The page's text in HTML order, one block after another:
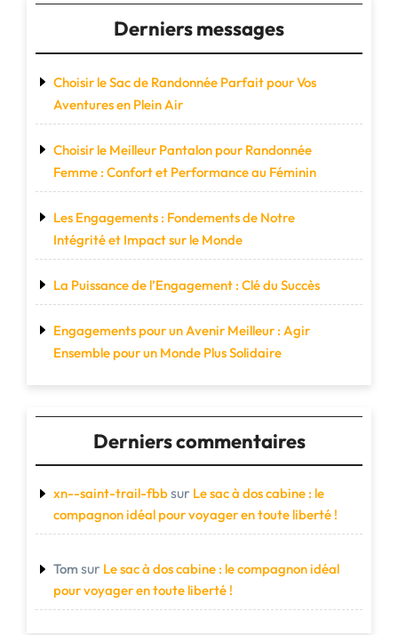
Derniers messages
Choisir le Sac de Randonnée Parfait pour Vos
Aventures en Plein Air
Choisir le Meilleur Pantalon pour Randonnée
Femme : Confort et Performance au Féminin
Les Engagements : Fondements de Notre
Intégrité et Impact sur le Monde
La Puissance de l’Engagement : Clé du Succès
Engagements pour un Avenir Meilleur : Agir
Ensemble pour un Monde Plus Solidaire
Derniers commentaires
xn--saint-trail-fbbsur Le sac à dos cabine : le
compagnon idéal pour voyager en toute liberté !
Tom sur Le sac à dos cabine : le compagnon idéal
pour voyager en toute liberté !